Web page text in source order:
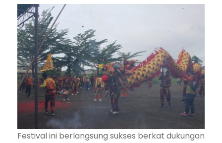
Festival ini berlangsung sukses berkat dukungan